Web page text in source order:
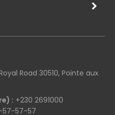
Road 30510, Pointe aux
: +230 2691000
57-57-57